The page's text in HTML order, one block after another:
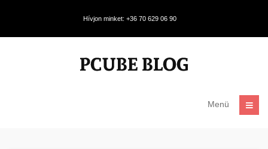
Hívjon minket: +36 70 629 06 90
Menü